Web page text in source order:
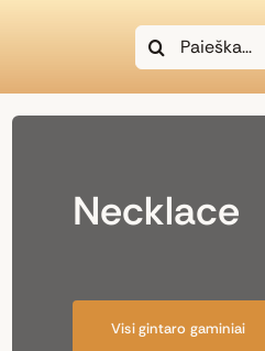
Search
for:
Necklace
Visi gintaro gaminiai